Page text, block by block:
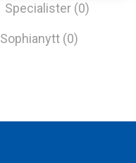
Specialister (0)
Sophianytt (0)